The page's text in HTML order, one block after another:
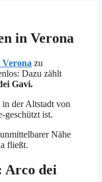
in Verona
Verona zu
Dazu zählt
Gavi.
der Altstadt von
geschützt ist.
Nähe
fließt.
Arco dei